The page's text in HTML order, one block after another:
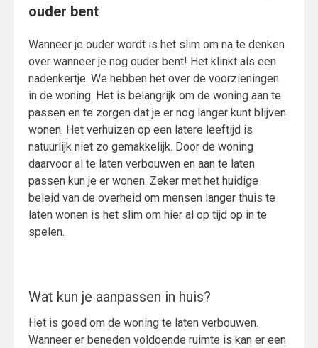
ouder bent
Wanneer je ouder wordt is het slim om na te denken
over wanneer je nog ouder bent! Het klinkt als een
nadenkertje. We hebben het over de voorzieningen
in de woning. Het is belangrijk om de woning aan te
passen en te zorgen dat je er nog langer kunt blijven
wonen. Het verhuizen op een latere leeftijd is
natuurlijk niet zo gemakkelijk. Door de woning
daarvoor al te laten verbouwen en aan te laten
passen kun je er wonen. Zeker met het huidige
beleid van de overheid om mensen langer thuis te
laten wonen is het slim om hier al op tijd op in te
spelen.
Wat kun je aanpassen in huis?
Het is goed om de woning te laten verbouwen.
Wanneer er beneden voldoende ruimte is kan er een